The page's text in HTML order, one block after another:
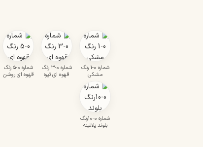
شماره 0-1 رنگ
مشکی
شماره 0-3 رنگ
قهوه ای تیره
شماره 0-5 رنگ
قهوه ای روشن
شماره 0-10رنگ
بلوند پلاتینه